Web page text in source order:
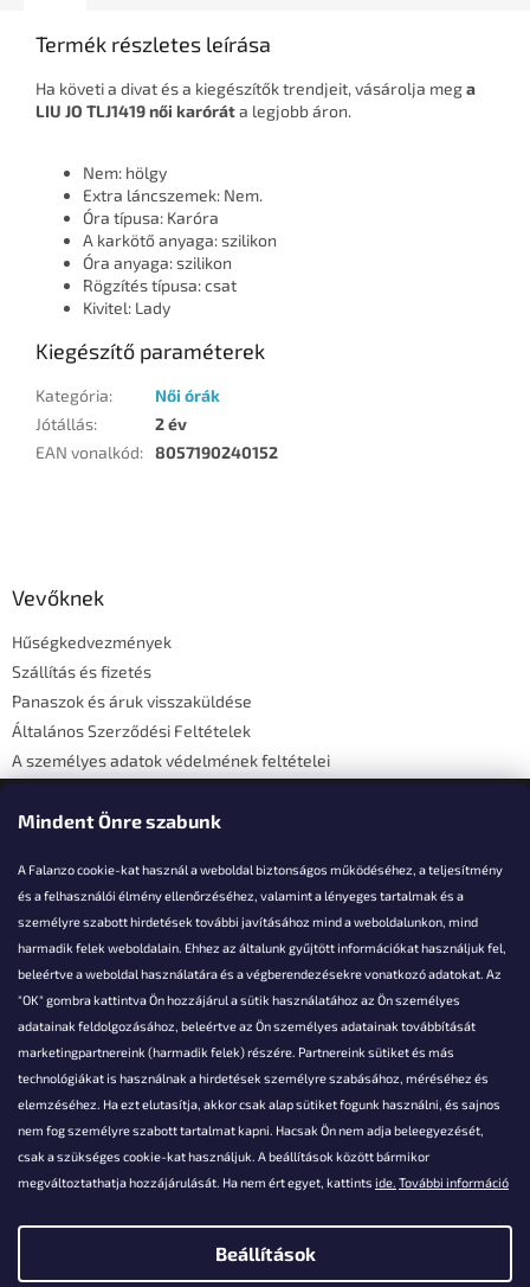
Mindent Önre szabunk
A Falanzo cookie-kat használ a weboldal biztonságos működéséhez, a teljesítmény
és a felhasználói élmény ellenőrzéséhez, valamint a lényeges tartalmak és a
személyre szabott hirdetések további javításához mind a weboldalunkon, mind
harmadik felek weboldalain. Ehhez az általunk gyűjtött információkat használjuk fel,
beleértve a weboldal használatára és a végberendezésekre vonatkozó adatokat. Az
"OK" gombra kattintva Ön hozzájárul a sütik használatához az Ön személyes
adatainak feldolgozásához, beleértve az Ön személyes adatainak továbbítását
marketingpartnereink (harmadik felek) részére. Partnereink sütiket és más
technológiákat is használnak a hirdetések személyre szabásához, méréséhez és
elemzéséhez. Ha ezt elutasítja, akkor csak alap sütiket fogunk használni, és sajnos
nem fog személyre szabott tartalmat kapni. Hacsak Ön nem adja beleegyezését,
csak a szükséges cookie-kat használjuk. A beállítások között bármikor
megváltoztathatja hozzájárulását. Ha nem ért egyet, kattints ide. További információ
Beállítások
Termék részletes leírása
Ha követi a divat és a kiegészítők trendjeit, vásárolja mega
LIU JO TLJ1419 női karóráta legjobb áron.
Nem: hölgy
Extra láncszemek: Nem.
Óra típusa: Karóra
A karkötő anyaga: szilikon
Óra anyaga: szilikon
Rögzítés típusa: csat
Kivitel: Lady
Kiegészítő paraméterek
Kategória:
Női órák
Jótállás:
2 év
EAN vonalkód: 8057190240152
Vevőknek
Hűségkedvezmények
Szállítás és fizetés
Panaszok és áruk visszaküldése
Általános Szerződési Feltételek
A személyes adatok védelmének feltételei
Elérhetőségi adatok
Akarsz kérdezni valamit?
info@falanzo.hu